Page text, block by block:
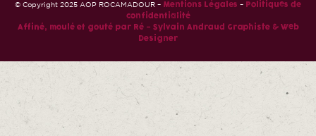
© Copyright 2025 AOP ROCAMADOUR – Mentions Légales – Politiques de
confidentialité
Affiné, moulé et gouté par Ré – Sylvain Andraud Graphiste & Web
Designer